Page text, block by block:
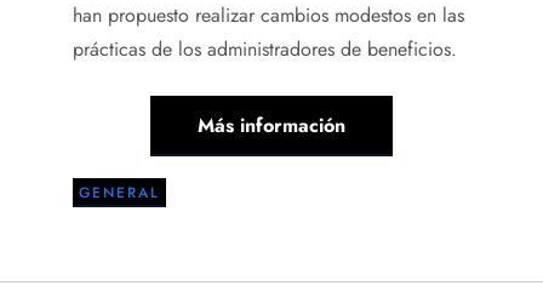
han propuesto realizar cambios modestos en las
prácticas de los administradores de beneficios.
Más información
GENERAL